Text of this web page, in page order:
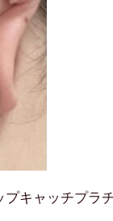
キャッチプラ